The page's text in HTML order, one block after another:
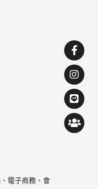
電子商務、會